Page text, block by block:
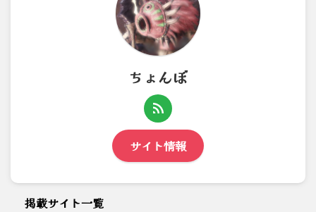
ちょんぼ
サイト情報
掲載サイト一覧